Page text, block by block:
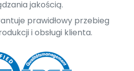
jakością.
prawidłowy przebieg
i obsługi klienta.